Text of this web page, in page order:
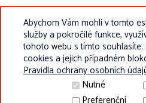
Abychom Vám mohli v tomto
služby a pokročilé funkce,
tohoto webu s tímto
cookies a jejich případném
Pravidla ochrany osobních
Nutné